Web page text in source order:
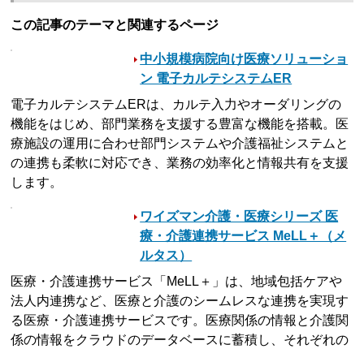
この記事のテーマと関連するページ
中小規模病院向け医療ソリューショ
ン 電子カルテシステムER
電子カルテシステムERは、カルテ入力やオーダリングの
機能をはじめ、部門業務を支援する豊富な機能を搭載。医
療施設の運用に合わせ部門システムや介護福祉システムと
の連携も柔軟に対応でき、業務の効率化と情報共有を支援
します。
ワイズマン介護・医療シリーズ 医
療・介護連携サービス MeLL＋（メ
ルタス）
医療・介護連携サービス「MeLL＋」は、地域包括ケアや
法人内連携など、医療と介護のシームレスな連携を実現す
る医療・介護連携サービスです。医療関係の情報と介護関
係の情報をクラウドのデータベースに蓄積し、それぞれの